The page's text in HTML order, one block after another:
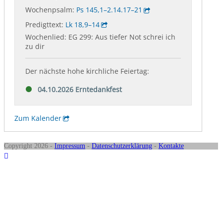
Copyright 2026 - Impressum - Datenschutzerklärung - Kontakte